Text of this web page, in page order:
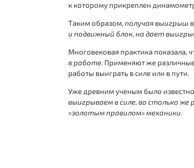
к которому прикреплен
Таким образом,получая выигрыш
и подвижный блок, на дает
Многовековая практика показала,
в работе. Применяют же
работы выиграть в силе или в пути.
Уже древним ученым было
выигрываем в силе, во столько же
«золотым правилом» механики.